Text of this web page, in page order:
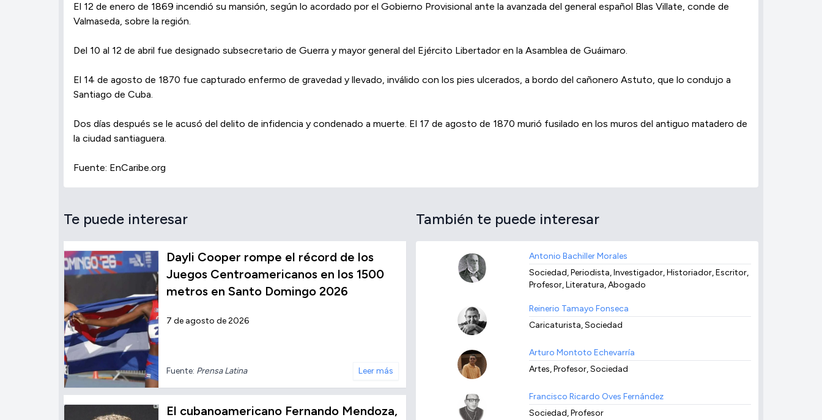
El 12 de enero de 1869 incendió su mansión, según lo acordado por el Gobierno Provisional ante la avanzada del general español Blas Villate, conde de
Valmaseda, sobre la región.
Del 10 al 12 de abril fue designado subsecretario de Guerra y mayor general del Ejército Libertador en la Asamblea de Guáimaro.
El 14 de agosto de 1870 fue capturado enfermo de gravedad y llevado, inválido con los pies ulcerados, a bordo del cañonero Astuto, que lo condujo a
Santiago de Cuba.
Dos días después se le acusó del delito de infidencia y condenado a muerte. El 17 de agosto de 1870 murió fusilado en los muros del antiguo matadero de
la ciudad santiaguera.
Fuente: EnCaribe.org
Te puede interesar
Dayli Cooper rompe el récord de los
Juegos Centroamericanos en los 1500
metros en Santo Domingo 2026
7 de agosto de 2026
Fuente: Prensa Latina Leer más
El cubanoamericano Fernando Mendoza,
También te puede interesar
Antonio Bachiller Morales
Sociedad, Periodista, Investigador, Historiador, Escritor,
Profesor, Literatura, Abogado
Reinerio Tamayo Fonseca
Caricaturista, Sociedad
Arturo Montoto Echevarría
Artes, Profesor, Sociedad
Francisco Ricardo Oves Fernández
Sociedad, Profesor